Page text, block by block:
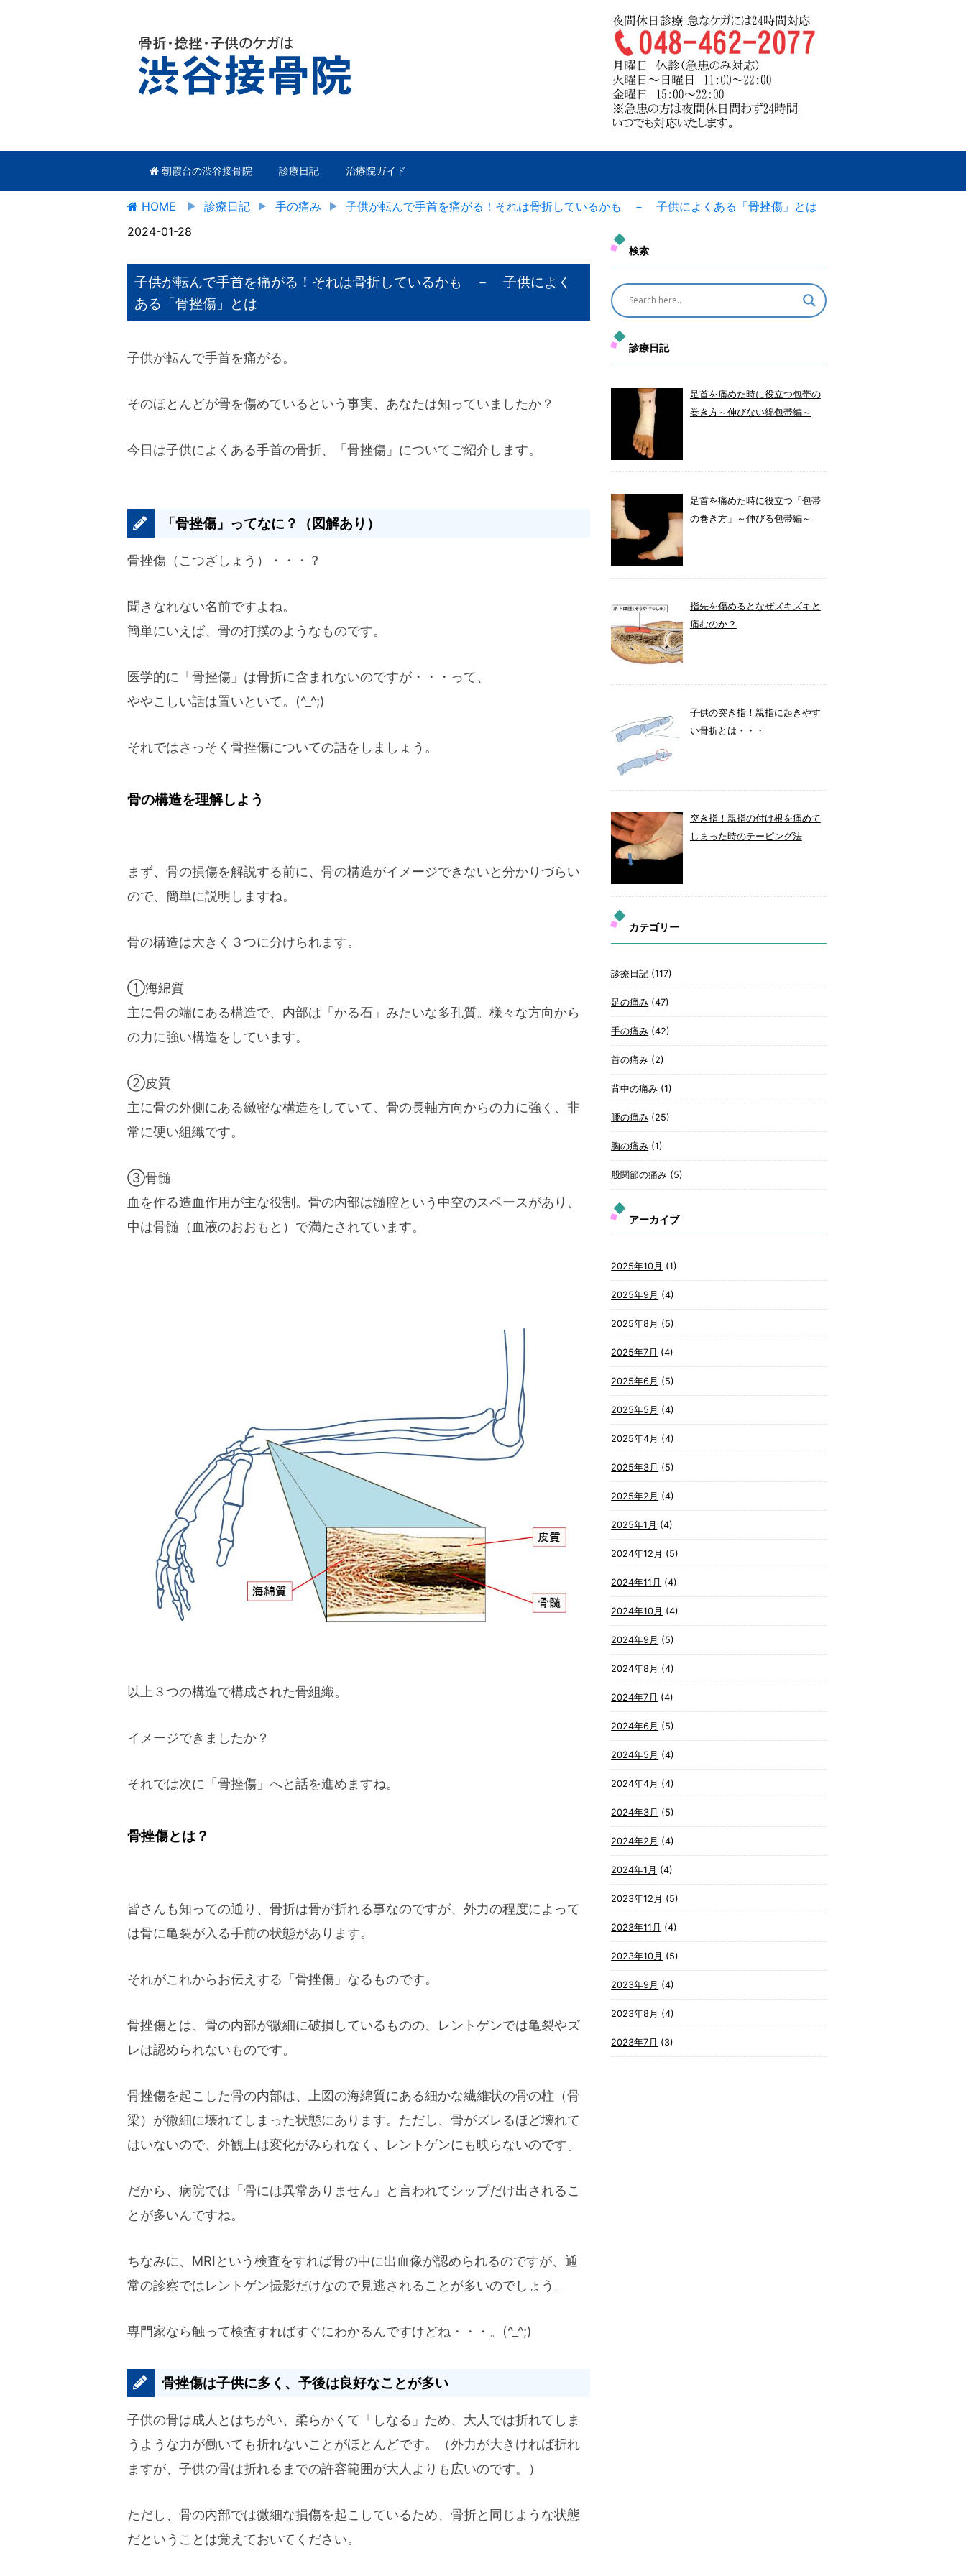
朝霞台の渋谷接骨院 診療日記 治療院ガイド
HOME 診療日記 手の痛み
子供が転んで手首を痛がる！それは骨折しているかも － 子供によくある「骨挫傷」とは
2024-01-28
子供が転んで手首を痛がる！それは骨折しているかも － 子供によく
ある「骨挫傷」とは
子供が転んで手首を痛がる。
そのほとんどが骨を傷めているという事実、あなたは知っていましたか？
今日は子供によくある手首の骨折、「骨挫傷」についてご紹介します。
「骨挫傷」ってなに？（図解あり）
骨挫傷（こつざしょう）・・・？
聞きなれない名前ですよね。
簡単にいえば、骨の打撲のようなものです。
医学的に「骨挫傷」は骨折に含まれないのですが・・・って、
ややこしい話は置いといて。(^_^;)
それではさっそく骨挫傷についての話をしましょう。
骨の構造を理解しよう
まず、骨の損傷を解説する前に、骨の構造がイメージできないと分かりづらい
ので、簡単に説明しますね。
骨の構造は大きく３つに分けられます。
①海綿質
主に骨の端にある構造で、内部は「かる石」みたいな多孔質。様々な方向から
の力に強い構造をしています。
②皮質
主に骨の外側にある緻密な構造をしていて、骨の長軸方向からの力に強く、非
常に硬い組織です。
③骨髄
血を作る造血作用が主な役割。骨の内部は髄腔という中空のスペースがあり、
中は骨髄（血液のおおもと）で満たされています。
以上３つの構造で構成された骨組織。
イメージできましたか？
それでは次に「骨挫傷」へと話を進めますね。
骨挫傷とは？
皆さんも知っての通り、骨折は骨が折れる事なのですが、外力の程度によって
は骨に亀裂が入る手前の状態があります。
それがこれからお伝えする「骨挫傷」なるものです。
骨挫傷とは、骨の内部が微細に破損しているものの、レントゲンでは亀裂やズ
レは認められないものです。
骨挫傷を起こした骨の内部は、上図の海綿質にある細かな繊維状の骨の柱（骨
梁）が微細に壊れてしまった状態にあります。ただし、骨がズレるほど壊れて
はいないので、外観上は変化がみられなく、レントゲンにも映らないのです。
だから、病院では「骨には異常ありません」と言われてシップだけ出されるこ
とが多いんですね。
ちなみに、MRIという検査をすれば骨の中に出血像が認められるのですが、通
常の診察ではレントゲン撮影だけなので見逃されることが多いのでしょう。
専門家なら触って検査すればすぐにわかるんですけどね・・・。(^_^;)
骨挫傷は子供に多く、予後は良好なことが多い
子供の骨は成人とはちがい、柔らかくて「しなる」ため、大人では折れてしま
うような力が働いても折れないことがほとんどです。（外力が大きければ折れ
ますが、子供の骨は折れるまでの許容範囲が大人よりも広いのです。）
ただし、骨の内部では微細な損傷を起こしているため、骨折と同じような状態
だということは覚えておいてください。
検索
診療日記
足首を痛めた時に役立つ包帯の
巻き方～伸びない綿包帯編～
足首を痛めた時に役立つ「包帯
の巻き方」～伸びる包帯編～
指先を傷めるとなぜズキズキと
痛むのか？
子供の突き指！親指に起きやす
い骨折とは・・・
突き指！親指の付け根を痛めて
しまった時のテーピング法
カテゴリー
診療日記 (117)
足の痛み (47)
手の痛み (42)
首の痛み (2)
背中の痛み (1)
腰の痛み (25)
胸の痛み (1)
股関節の痛み (5)
アーカイブ
2025年10月 (1)
2025年9月 (4)
2025年8月 (5)
2025年7月 (4)
2025年6月 (5)
2025年5月 (4)
2025年4月 (4)
2025年3月 (5)
2025年2月 (4)
2025年1月 (4)
2024年12月 (5)
2024年11月 (4)
2024年10月 (4)
2024年9月 (5)
2024年8月 (4)
2024年7月 (4)
2024年6月 (5)
2024年5月 (4)
2024年4月 (4)
2024年3月 (5)
2024年2月 (4)
2024年1月 (4)
2023年12月 (5)
2023年11月 (4)
2023年10月 (5)
2023年9月 (4)
2023年8月 (4)
2023年7月 (3)